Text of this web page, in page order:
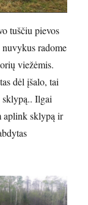
tuščiu pievos
radome
viežėmis.
dėl įšalo, tai
Ilgai
aplink sklypą ir